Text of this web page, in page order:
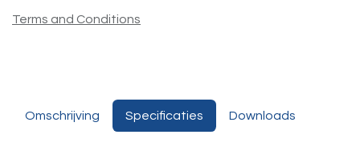
Terms and Conditions
Omschrijving Specificaties Downloads